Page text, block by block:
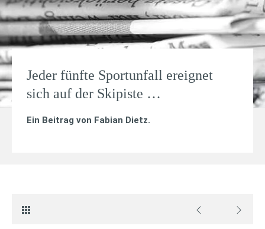
Jeder fünfte Sportunfall ereignet
sich auf der Skipiste …
Ein Beitrag von Fabian Dietz.